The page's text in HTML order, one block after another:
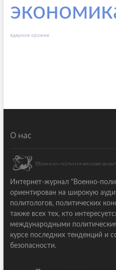
ядерное оружие
О нас
Интернет-журнал "Военно-
ориентирован на широкую
политологов, политических
также всех тех, кто
международными
курсе последних тенденций и
безопасности.